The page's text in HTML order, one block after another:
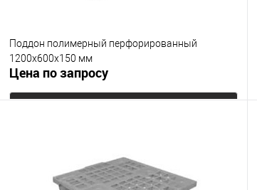
Поддон полимерный перфорированный
1200х600х150 мм
Цена по запросу
В избранное
Под заказ